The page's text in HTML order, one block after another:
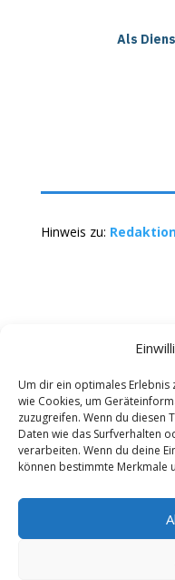
Um dir ein optimales Erlebnis
wie Cookies, um
zuzugreifen. Wenn du diesen
Daten wie das Surfverhalten
verarbeiten. Wenn du deine
können bestimmte Merkmale
Als
Hinweis zu:
Kontakt
Copyright 2025-
Alle Rechte
Portal mit Infos zu
sowie einem
Werbepartnern ein